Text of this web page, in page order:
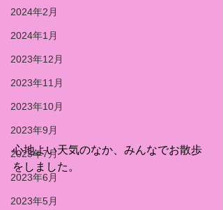
2024年2月
2024年1月
2023年12月
2023年11月
2023年10月
2023年9月
2023年7月
2023年6月
2023年5月
心地よい天気のなか、みんなでお散歩
をしました。